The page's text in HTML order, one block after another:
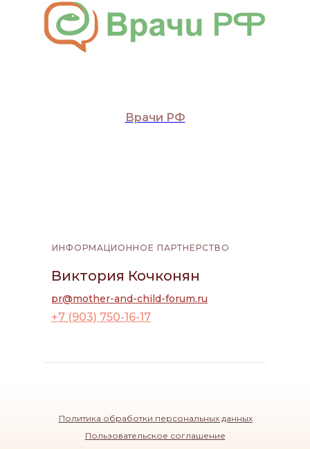
Врачи РФ
ИНФОРМАЦИОННОЕ ПАРТНЕРСТВО
Виктория Кочконян
pr@mother-and-child-forum.ru
+7 (903) 750-16-17
Политика обработки персональных данных
Пользовательское соглашение